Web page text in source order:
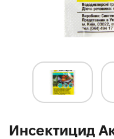
Инсектицид